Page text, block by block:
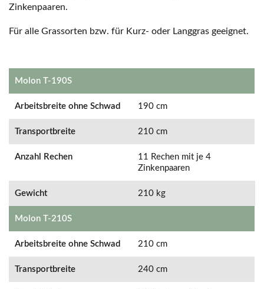
Zinkenpaaren.
Für alle Grassorten bzw. für Kurz- oder Langgras geeignet.
Molon T-190S
Arbeitsbreite ohne Schwad 190 cm
Transportbreite 210 cm
Anzahl Rechen
11 Rechen mit je 4
Zinkenpaaren
Gewicht 210 kg
Molon T-210S
Arbeitsbreite ohne Schwad 210 cm
Transportbreite 240 cm